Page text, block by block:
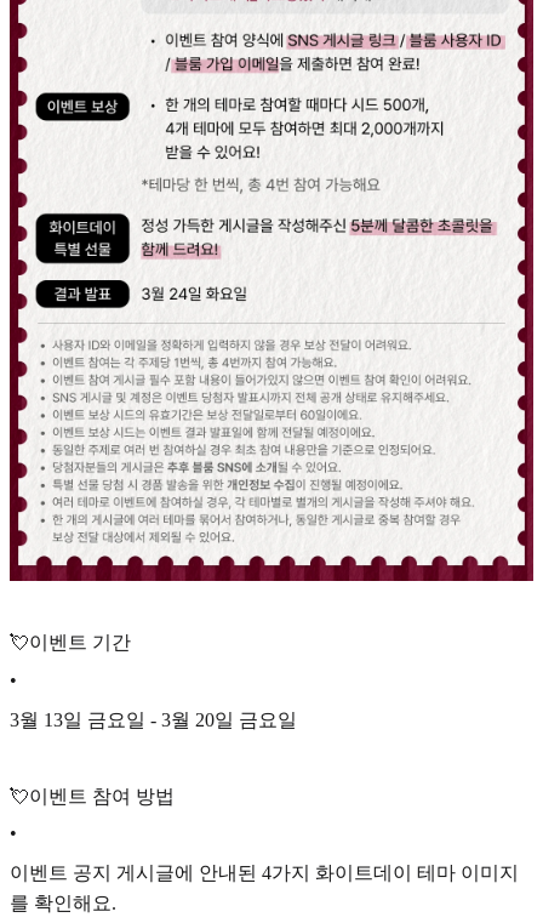
💘이벤트 기간
•
3월 13일 금요일 - 3월 20일 금요일
💘이벤트 참여 방법
•
이벤트 공지 게시글에 안내된 4가지 화이트데이 테마 이미지
를 확인해요.